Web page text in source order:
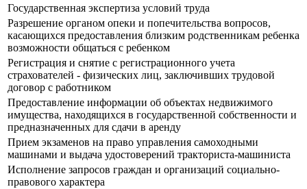
Государственная экспертиза условий труда
Разрешение органом опеки и попечительства вопросов,
касающихся предоставления близким родственникам ребенка
возможности общаться с ребенком
Регистрация и снятие с регистрационного учета
страхователей - физических лиц, заключивших трудовой
договор с работником
Предоставление информации об объектах недвижимого
имущества, находящихся в государственной собственности и
предназначенных для сдачи в аренду
Прием экзаменов на право управления самоходными
машинами и выдача удостоверений тракториста-машиниста
Исполнение запросов граждан и организаций социально-
правового характера